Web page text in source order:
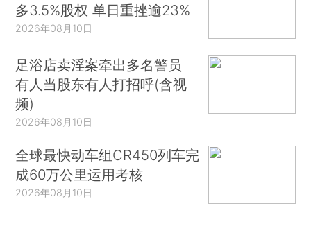
多3.5%股权 单日重挫逾23%
2026年08月10日
足浴店卖淫案牵出多名警员
有人当股东有人打招呼(含视
频)
2026年08月10日
全球最快动车组CR450列车完
成60万公里运用考核
2026年08月10日